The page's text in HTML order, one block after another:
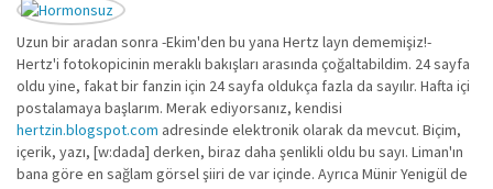
Uzun bir aradan sonra -Ekim'den bu yana Hertz layn dememişiz!-
Hertz'i fotokopicinin meraklı bakışları arasında çoğaltabildim. 24 sayfa
oldu yine, fakat bir fanzin için 24 sayfa oldukça fazla da sayılır. Hafta içi
postalamaya başlarım. Merak ediyorsanız, kendisi
hertzin.blogspot.com adresinde elektronik olarak da mevcut. Biçim,
içerik, yazı, [w:dada] derken, biraz daha şenlikli oldu bu sayı. Liman'ın
bana göre en sağlam görsel şiiri de var içinde. Ayrıca Münir Yenigül de